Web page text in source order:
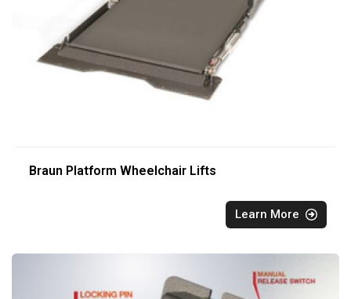
Braun Platform Wheelchair Lifts
Learn More